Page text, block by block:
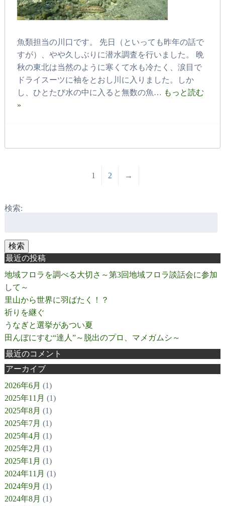
魚類担当の川口です。 先日（といっても昨年の話で
すが）、やや久しぶりに潜水調査を行いました。 晩
秋の東北は当然のように寒くて水も冷たく、涙目で
ドライスーツに袖をとおし川に入りました。しか
し、ひとたび水の中に入ると無数の魚… もっと読む
»
1 2 →
検索:
検索
最近の投稿
地域フロラを調べる大切さ～第3回地域フロラ談話会に参加
して～
里山から世界に羽ばたく！？
祈りを継ぐ
うなぎと選挙があつい夏
田んぼにすむ“達人”～脱出のプロ、マメガムシ～
最近のコメント
アーカイブ
2026年6月 (1)
2025年11月 (1)
2025年8月 (1)
2025年7月 (1)
2025年4月 (1)
2025年2月 (1)
2025年1月 (1)
2024年11月 (1)
2024年9月 (1)
2024年8月 (1)